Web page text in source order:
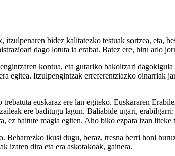
bidez kalitatezko testuak sortzea, eta,
dago lotuta ia erabat. Batez ere, hiru arlo
kontua, eta gutariko bakoitzari
egitea. Itzulpengintzak erreferentziazko oinarriak
euskaraz ere lan egiteko. Euskararen
ere baditugu lagun. Baliabide ugari,
ez baitute magia egiten. Aho biko ezpata izan liteke
ikusi dugu, beraz, tresna berri honi
izaten dira eta era askotakoak, gainera.